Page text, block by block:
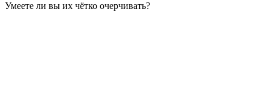
Умеете ли вы их чётко очерчивать?